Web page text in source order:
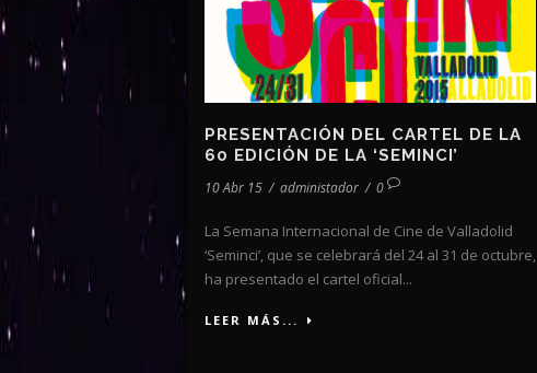
PRESENTACIÓN DEL CARTEL DE LA
60 EDICIÓN DE LA ‘SEMINCI’
10 Abr 15 / administador / 0
La Semana Internacional de Cine de Valladolid
‘Seminci’, que se celebrará del 24 al 31 de octubre,
ha presentado el cartel oficial...
LEER MÁS...